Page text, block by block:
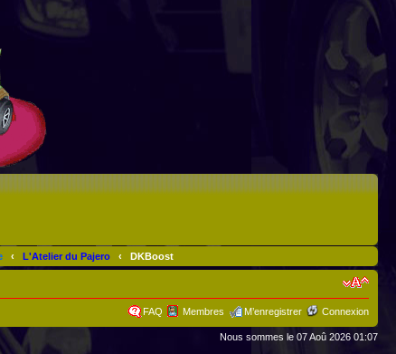
‹ L'Atelier du Pajero ‹ DKBoost
FAQ Membres M’enregistrer Connexion
Nous sommes le 07 Aoû 2026 01:07